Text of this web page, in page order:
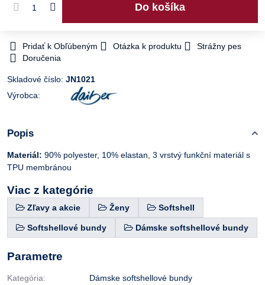
Do košíka
Pridať k Obľúbeným Otázka k produktu
Strážny pes
Doručenia
Skladové číslo: JN1021
Výrobca:
Popis
Materiál: 90% polyester, 10% elastan, 3 vrstvý funkční materiál s
TPU membránou
Viac z kategórie
Zľavy a akcie Ženy Softshell
Softshellové bundy Dámske softshellové bundy
Parametre
Kategória: Dámske softshellové bundy